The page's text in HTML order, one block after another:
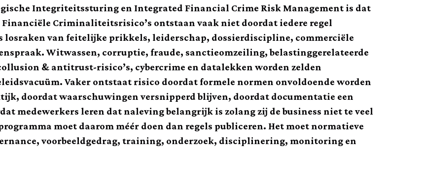
Integriteitssturing en Integrated Financial Crime Risk Management is dat
Criminaliteitsrisico’s ontstaan vaak niet doordat iedere regel
losraken van feitelijke prikkels, leiderschap, dossierdiscipline, commerciële
Witwassen, corruptie, fraude, sanctieomzeiling, belastinggerelateerde
& antitrust-risico’s, cybercrime en datalekken worden zelden
Vaker ontstaat risico doordat formele normen onvoldoende worden
doordat waarschuwingen versnipperd blijven, doordat documentatie een
medewerkers leren dat naleving belangrijk is zolang zij de business niet te veel
moet daarom méér doen dan regels publiceren. Het moet normatieve
voorbeeldgedrag, training, onderzoek, disciplinering, monitoring en